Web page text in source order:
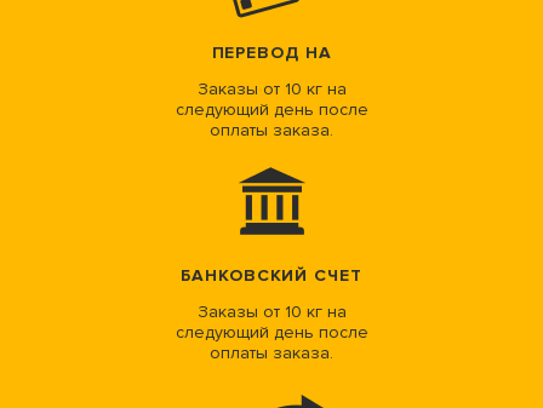
ПЕРЕВОД НА
Заказы от 10 кг на
следующий день после
оплаты заказа.
БАНКОВСКИЙ СЧЕТ
Заказы от 10 кг на
следующий день после
оплаты заказа.